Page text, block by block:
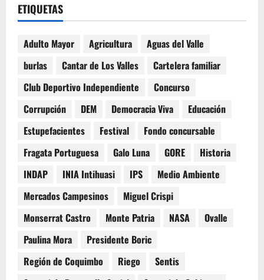
ETIQUETAS
Adulto Mayor Agricultura
Aguas del Valle
burlas
Cantar de Los Valles
Cartelera familiar
Club Deportivo Independiente
Concurso
Corrupción
DEM Democracia Viva
Educación
Estupefacientes
Festival
Fondo concursable
Fragata Portuguesa
Galo Luna GORE
Historia
INDAP
INIA Intihuasi IPS
Medio Ambiente
Mercados Campesinos
Miguel Crispi
Monserrat Castro
Monte Patria NASA
Ovalle
Paulina Mora
Presidente Boric
Región de Coquimbo
Riego
Sentis